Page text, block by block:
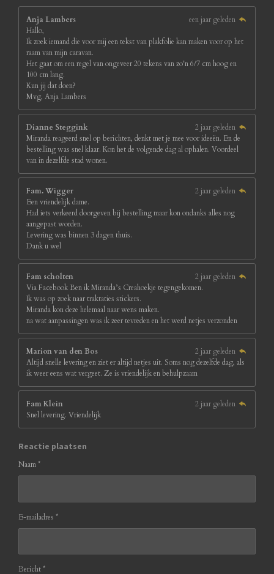
Anja Lambers
een jaar geleden
Hallo,
Ik zoek iemand die voor mij een tekst van plakfolie kan maken voor op het
raam van mijn caravan.
Het gaat om een regel van ongeveer 20 tekens van zo'n 6/7 cm hoog en
100 cm lang.
Kun jij dat doen?
Mvg, Anja Lambers
Dianne Steggink
2 jaar geleden
Miranda reageerd snel op berichten, denkt met je mee voor ideeën. En de
bestelling was snel klaar. Kon het de volgende dag al ophalen. Voordeel
van in dezelfde stad wonen.
Fam. Wigger
2 jaar geleden
Een vriendelijk dame.
Had iets verkeerd doorgeven bij bestelling maar kon ondanks alles nog
aangepast worden.
Levering was binnen 3 dagen thuis.
Dank u wel
Fam scholten
2 jaar geleden
Via Facebook Ben ik Miranda’s Creahoekje tegengekomen.
Ik was op zoek naar traktaties stickers.
Miranda kon deze helemaal naar wens maken.
na wat aanpassingen was ik zeer tevreden en het werd netjes verzonden
Marion van den Bos
2 jaar geleden
Altijd snelle levering en ziet er altijd netjes uit. Soms nog dezelfde dag, als
ik weer eens wat vergeet. Ze is vriendelijk en behulpzaam
Fam Klein
2 jaar geleden
Snel levering. Vriendelijk
Reactie plaatsen
Naam *
E-mailadres *
Bericht *